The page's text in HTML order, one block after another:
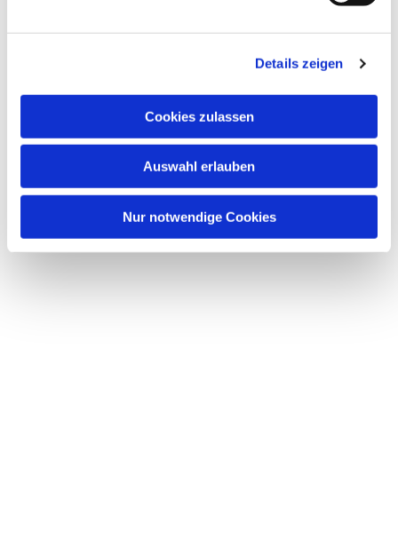
Details zeigen
Cookies zulassen
Auswahl erlauben
Nur notwendige Cookies
Dies könnte Sie auch
interessieren